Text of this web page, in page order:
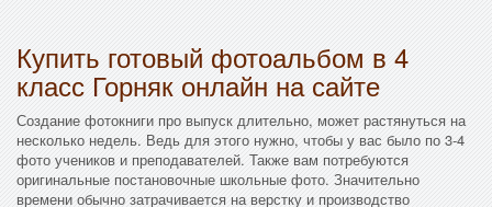
Купить готовый фотоальбом в 4
класс Горняк онлайн на сайте
Создание фотокниги про выпуск длительно, может растянуться на
несколько недель. Ведь для этого нужно, чтобы у вас было по 3-4
фото учеников и преподавателей. Также вам потребуются
оригинальные постановочные школьные фото. Значительно
времени обычно затрачивается на верстку и производство